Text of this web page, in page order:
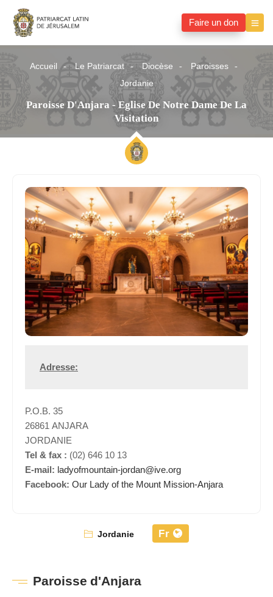
Faire un don
Accueil Le Patriarcat Diocèse
Paroisses
Jordanie
Paroisse D'Anjara - Eglise De Notre Dame De La
Visitation
Jordanie Fr
Paroisse d'Anjara
Adresse:
P.O.B. 35
26861 ANJARA
JORDANIE
Tel & fax :(02) 646 10 13
E-mail:ladyofmountain-jordan@ive.org
Facebook:Our Lady of the Mount Mission-Anjara